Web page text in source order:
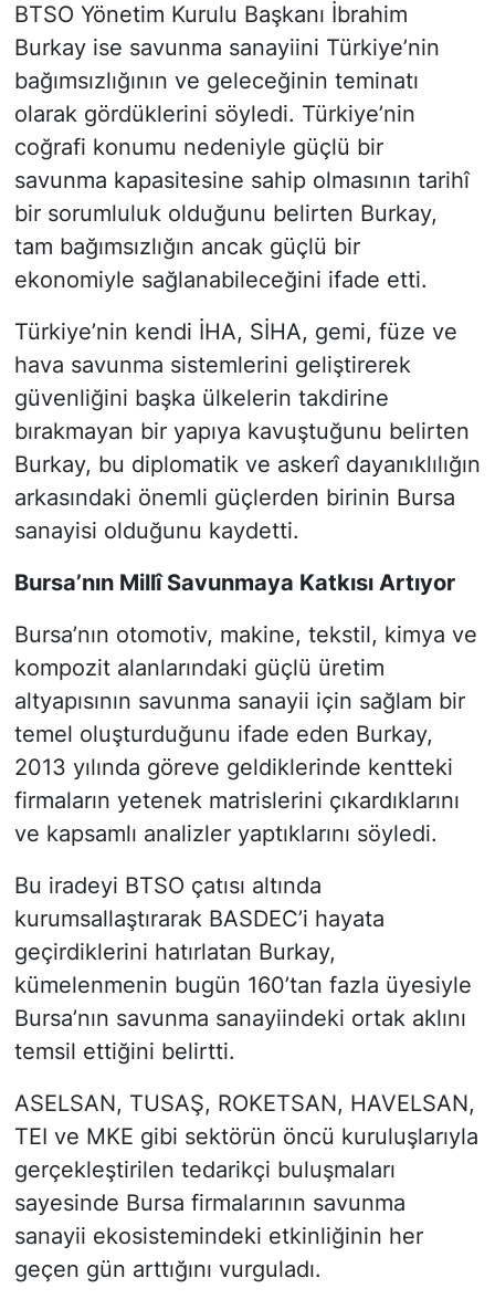
BTSO Yönetim Kurulu Başkanı İbrahim
Burkay ise savunma sanayiini Türkiye’nin
bağımsızlığının ve geleceğinin teminatı
olarak gördüklerini söyledi. Türkiye’nin
coğrafi konumu nedeniyle güçlü bir
savunma kapasitesine sahip olmasının tarihî
bir sorumluluk olduğunu belirten Burkay,
tam bağımsızlığın ancak güçlü bir
ekonomiyle sağlanabileceğini ifade etti.
Türkiye’nin kendi İHA, SİHA, gemi, füze ve
hava savunma sistemlerini geliştirerek
güvenliğini başka ülkelerin takdirine
bırakmayan bir yapıya kavuştuğunu belirten
Burkay, bu diplomatik ve askerî dayanıklılığın
arkasındaki önemli güçlerden birinin Bursa
sanayisi olduğunu kaydetti.
Bursa’nın Millî Savunmaya Katkısı Artıyor
Bursa’nın otomotiv, makine, tekstil, kimya ve
kompozit alanlarındaki güçlü üretim
altyapısının savunma sanayii için sağlam bir
temel oluşturduğunu ifade eden Burkay,
2013 yılında göreve geldiklerinde kentteki
firmaların yetenek matrislerini çıkardıklarını
ve kapsamlı analizler yaptıklarını söyledi.
Bu iradeyi BTSO çatısı altında
kurumsallaştırarak BASDEC’i hayata
geçirdiklerini hatırlatan Burkay,
kümelenmenin bugün 160’tan fazla üyesiyle
Bursa’nın savunma sanayiindeki ortak aklını
temsil ettiğini belirtti.
ASELSAN, TUSAŞ, ROKETSAN, HAVELSAN,
TEI ve MKE gibi sektörün öncü kuruluşlarıyla
gerçekleştirilen tedarikçi buluşmaları
sayesinde Bursa firmalarının savunma
sanayii ekosistemindeki etkinliğinin her
geçen gün arttığını vurguladı.